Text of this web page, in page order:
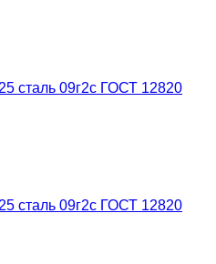
сталь 09г2с ГОСТ 12820
сталь 09г2с ГОСТ 12820